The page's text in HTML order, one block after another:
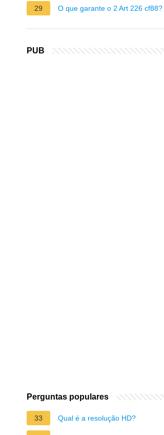
29 O que garante o 2 Art 226 cf88?
PUB
Perguntas populares
33 Qual é a resolução HD?